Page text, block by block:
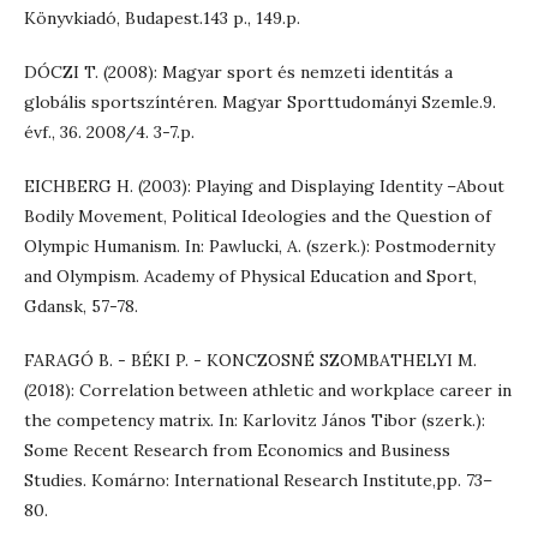
Könyvkiadó, Budapest.143 p., 149.p.
DÓCZI T. (2008): Magyar sport és nemzeti identitás a
globális sportszíntéren. Magyar Sporttudományi Szemle.9.
évf., 36. 2008/4. 3-7.p.
EICHBERG H. (2003): Playing and Displaying Identity –About
Bodily Movement, Political Ideologies and the Question of
Olympic Humanism. In: Pawlucki, A. (szerk.): Postmodernity
and Olympism. Academy of Physical Education and Sport,
Gdansk, 57-78.
FARAGÓ B. - BÉKI P. - KONCZOSNÉ SZOMBATHELYI M.
(2018): Correlation between athletic and workplace career in
the competency matrix. In: Karlovitz János Tibor (szerk.):
Some Recent Research from Economics and Business
Studies. Komárno: International Research Institute,pp. 73–
80.